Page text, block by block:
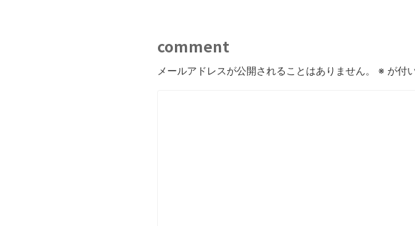
comment
メールアドレスが公開されることはありません。 ※ が付